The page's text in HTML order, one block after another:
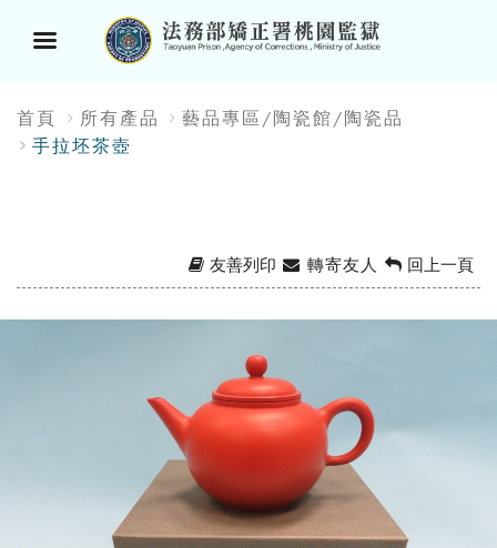
單
首頁 所有產品
藝品專區/陶瓷館/陶瓷品
手拉坯茶壺
友善列印 轉寄友人 回上一頁